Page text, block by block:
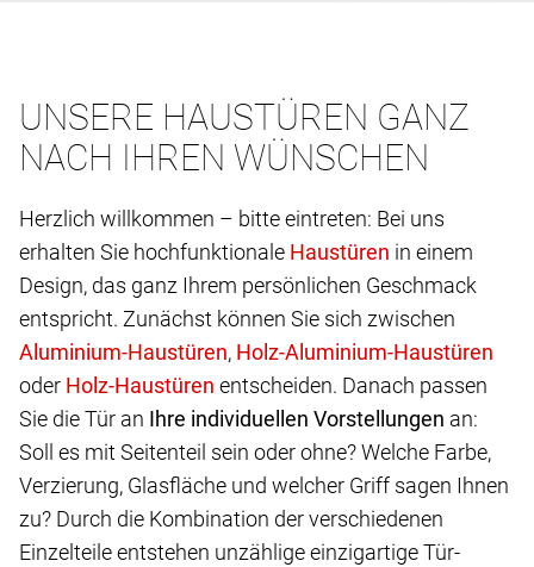
UNSERE HAUSTÜREN GANZ
NACH IHREN WÜNSCHEN
Herzlich willkommen – bitte eintreten: Bei uns
erhalten Sie hochfunktionale
in einem
Design, das ganz Ihrem persönlichen Geschmack
entspricht. Zunächst können Sie sich zwischen
,
oder
entscheiden. Danach passen
Sie die Tür an Ihre individuellen Vorstellungen an:
Soll es mit Seitenteil sein oder ohne? Welche Farbe,
Verzierung, Glasfläche und welcher Griff sagen Ihnen
zu? Durch die Kombination der verschiedenen
Einzelteile entstehen unzählige einzigartige Tür-